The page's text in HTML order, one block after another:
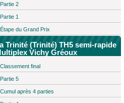
Partie 2
Partie 1
Étape du Grand Prix
Trinité (Trinité) TH5 semi-rapide
Vichy Gréoux
Classement final
Partie 5
Cumul après 4 parties